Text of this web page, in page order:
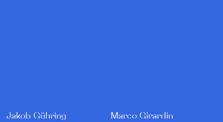
Jakob Gühring Marco Girardin